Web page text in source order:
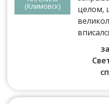
(Климовск)
целом,